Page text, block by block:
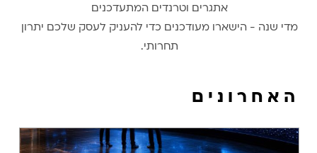
אתגרים וטרנדים המתעדכנים
מדי שנה - הישארו מעודכנים כדי להעניק לעסק שלכם יתרון
תחרותי.
האחרונים